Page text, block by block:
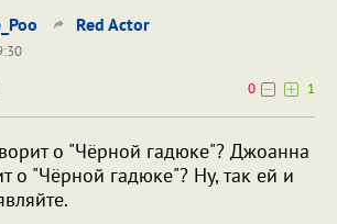
Red Actor
0
1
о "Чёрной гадюке"? Джоанна
о "Чёрной гадюке"? Ну, так ей и